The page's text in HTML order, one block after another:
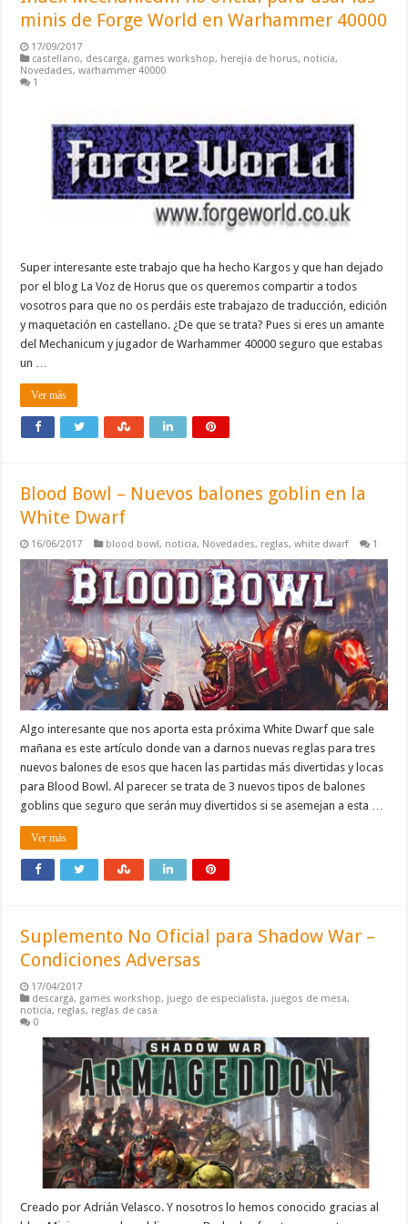
minis de Forge World en Warhammer 40000
17/09/2017
castellano, descarga, games workshop, herejia de horus, noticia,
Novedades,warhammer 40000
1
Super interesante este trabajo que ha hecho Kargos y que han dejado
por el blog La Voz de Horus que os queremos compartir a todos
vosotros para que no os perdáis este trabajazo de traducción, edición
y maquetación en castellano. ¿De que se trata? Pues si eres un amante
del Mechanicum y jugador de Warhammer 40000 seguro que estabas
un …
Ver más
Blood Bowl – Nuevos balones goblin en la
White Dwarf
16/06/2017 blood bowl, noticia, Novedades, reglas,white dwarf 1
Algo interesante que nos aporta esta próxima White Dwarf que sale
mañana es este artículo donde van a darnos nuevas reglas para tres
nuevos balones de esos que hacen las partidas más divertidas y locas
para Blood Bowl. Al parecer se trata de 3 nuevos tipos de balones
goblins que seguro que serán muy divertidos si se asemejan a esta …
Ver más
Suplemento No Oficial para Shadow War –
Condiciones Adversas
17/04/2017
descarga, games workshop, juego de especialista, juegos de mesa,
noticia, reglas, reglas de casa
0
Creado por Adrián Velasco. Y nosotros lo hemos conocido gracias al